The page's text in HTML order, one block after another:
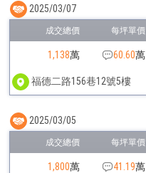
1,138萬 60.60萬
福德二路156巷12號5樓
2025/03/07
1,800萬
41.19萬
2025/03/05